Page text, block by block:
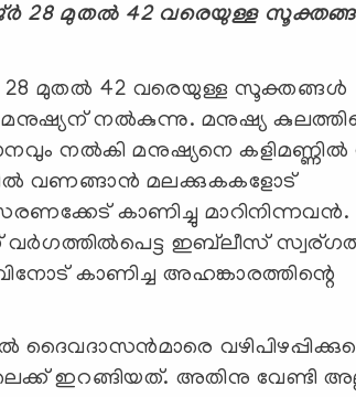
28 മുതല്‍ 42 വരെയുള്ള
മുതല്‍ 42 വരെയുള്ള സൂക്തങ്ങള്‍
മനുഷ്യന് നല്‍കുന്നു. മനുഷ്യ
നല്‍കി മനുഷ്യനെ കളിമണ്ണില്‍
വണങ്ങാന്‍ മലക്കുകകളോട്
കാണിച്ചു മാറിനിന്നവന്‍.
വര്‍ഗത്തില്‍പെട്ട ഇബ്‌ലീസ്
കാണിച്ച അഹങ്കാരത്തിന്റെ
ദൈവദാസന്‍മാരെ
ഇറങ്ങിയത്‌. അതിനു വേണ്ടി